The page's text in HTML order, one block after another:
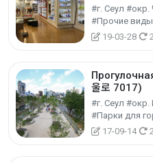
#г. Сеул #окр.
19-03-28
울로 7017)
#г. Сеул #окр.
17-09-14